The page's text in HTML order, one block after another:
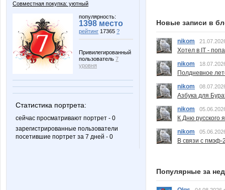
Совместная покупка: уютный
популярность:
1398 место
рейтинг 17365 ?
Привилегированный
пользователь 7
уровня
Статистика портрета:
сейчас просматривают портрет - 0
зарегистрированные пользователи
посетившие портрет за 7 дней - 0
Новые записи в
nikom
Хотел в IT -
nikom
Полдневное
nikom
Азбука для
nikom
К Дню русского
nikom
В связи с пмэф-
Популярные за